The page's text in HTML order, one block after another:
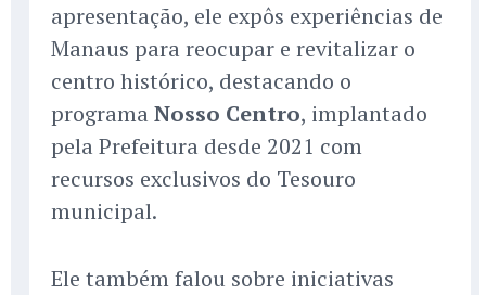
apresentação, ele expôs experiências de
Manaus para reocupar e revitalizar o
centro histórico, destacando o
programa Nosso Centro, implantado
pela Prefeitura desde 2021 com
recursos exclusivos do Tesouro
municipal.
Ele também falou sobre iniciativas